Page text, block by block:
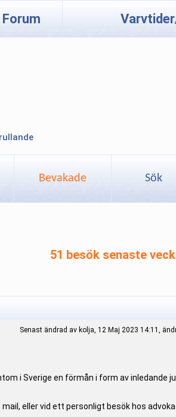
Forum
Bevakade Sök
51 besök senaste
Senast ändrad av kolja, 12 Maj 2023 14:11,
i Sverige en förmån i form av inledande
eller vid ett personligt besök hos